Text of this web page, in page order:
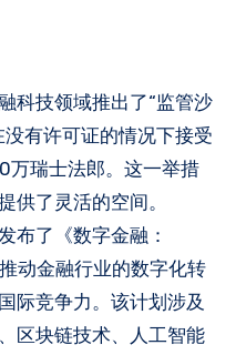
科技领域推出了“监管沙
有许可证的情况下接受
万瑞士法郎。这一举措
供了灵活的空间。
布了《数字金融：
动金融行业的数字化转
际竞争力。该计划涉及
区块链技术、人工智能